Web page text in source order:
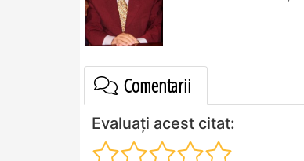
Comentarii
Evaluați acest citat: